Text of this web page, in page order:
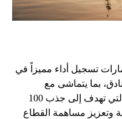
تسجيل أداء مميزاً في
بما يتماشى مع
استراتيجية الإمارات للسياحة 2031 التي تهدف إلى جذب 100
وتعزيز مساهمة القطاع